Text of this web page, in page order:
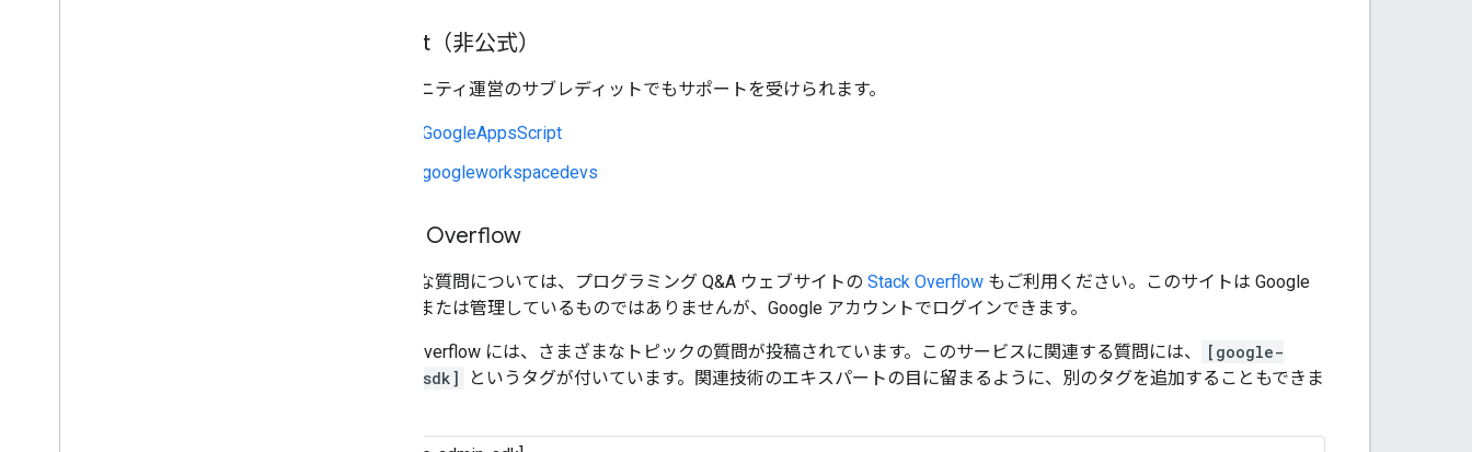
Reddit（非公式）
コミュニティ運営のサブレディットでもサポートを受けられます。
r/GoogleAppsScript
r/googleworkspacedevs
Stack Overflow
技術的な質問については、プログラミング Q&A ウェブサイトの Stack Overflow もご利用ください。このサイトは Google
が所有または管理しているものではありませんが、Google アカウントでログインできます。
Stack Overflow には、さまざまなトピックの質問が投稿されています。このサービスに関連する質問には、
[google-
admin-sdk]
というタグが付いています。関連技術のエキスパートの目に留まるように、別のタグを追加することもできま